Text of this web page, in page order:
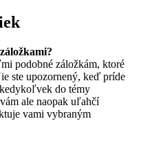
podobné záložkám, ktoré
ste upozornený, keď príde
do témy
ale naopak uľahčí
vami vybraným